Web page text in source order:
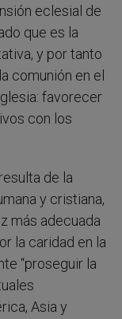
eclesial de
que es la
y por tanto
comunión en el
favorecer
con los
de la
y cristiana,
más adecuada
la caridad en la
“proseguir la
Asia y